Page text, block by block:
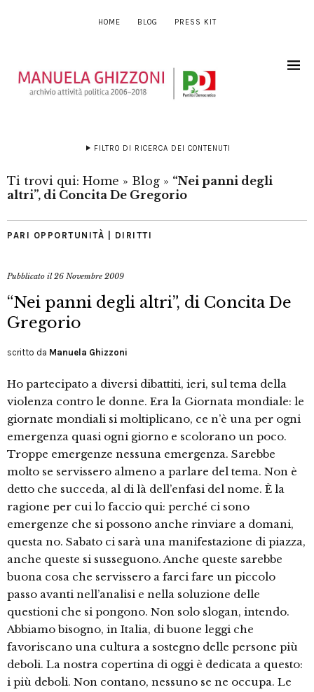
HOME BLOG PRESS KIT
FILTRO DI RICERCA DEI CONTENUTI
Ti trovi qui: Home » Blog » “Nei panni degli
altri”, di Concita De Gregorio
PARI OPPORTUNITÀ | DIRITTI
Pubblicato il26 Novembre 2009
“Nei panni degli altri”, di Concita De
Gregorio
scritto da Manuela Ghizzoni
Ho partecipato a diversi dibattiti, ieri, sul tema della
violenza contro le donne. Era la Giornata mondiale: le
giornate mondiali si moltiplicano, ce n’è una per ogni
emergenza quasi ogni giorno e scolorano un poco.
Troppe emergenze nessuna emergenza. Sarebbe
molto se servissero almeno a parlare del tema. Non è
detto che succeda, al di là dell’enfasi del nome. È la
ragione per cui lo faccio qui: perché ci sono
emergenze che si possono anche rinviare a domani,
questa no. Sabato ci sarà una manifestazione di piazza,
anche queste si susseguono. Anche queste sarebbe
buona cosa che servissero a farci fare un piccolo
passo avanti nell’analisi e nella soluzione delle
questioni che si pongono. Non solo slogan, intendo.
Abbiamo bisogno, in Italia, di buone leggi che
favoriscano una cultura a sostegno delle persone più
deboli. La nostra copertina di oggi è dedicata a questo:
i più deboli. Non contano, nessuno se ne occupa. Le